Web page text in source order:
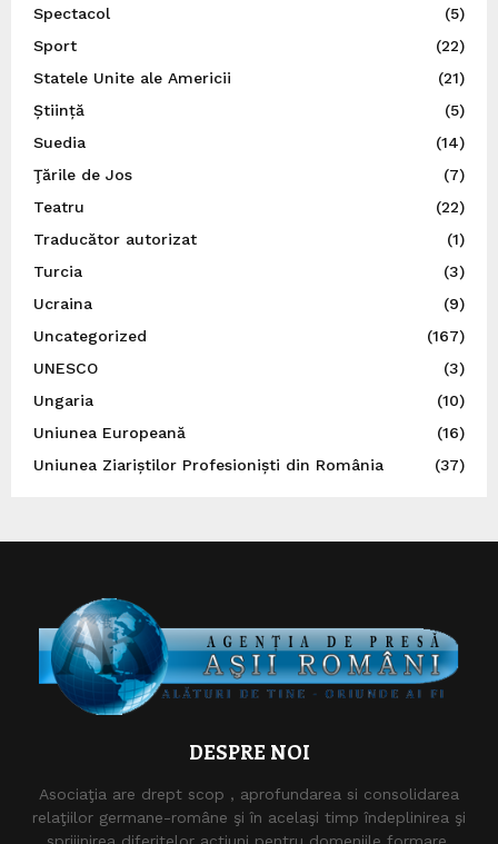
Spectacol
(5)
Sport
(22)
Statele Unite ale Americii
(21)
Știință
(5)
Suedia
(14)
Ţările de Jos
(7)
Teatru
(22)
Traducător autorizat
(1)
Turcia
(3)
Ucraina
(9)
Uncategorized
(167)
UNESCO
(3)
Ungaria
(10)
Uniunea Europeană
(16)
Uniunea Ziariștilor Profesioniști din România
(37)
DESPRE NOI
Asociaţia are drept scop , aprofundarea si consolidarea
relaţiilor germane-române şi în acelaşi timp îndeplinirea şi
sprijinirea diferitelor acţiuni pentru domeniile formare,